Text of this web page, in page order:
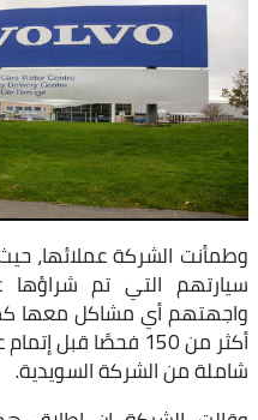
وطمأنت الشركة عملائها،
واجهتهم أي مشاكل معها
أكثر من 150 فحصًا
شاملة من الشركة السويدية.